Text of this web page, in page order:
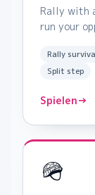
Rally with
run your
Rally
Split step
Spielen→
🪖